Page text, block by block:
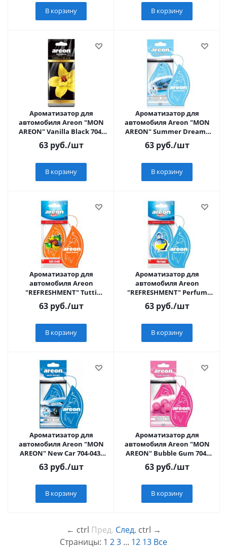
В корзину В корзину
Ароматизатор для
автомобиля Аreon "MON
АREON" Vanilla Black 704-
043-331
63руб./шт
В корзину
Ароматизатор для
автомобиля Аreon "MON
АREON" Summer Dreams
704-043-318
63руб./шт
В корзину
Ароматизатор для
автомобиля Аreon
"REFRESHMENT" Tutti
Frutti704-045-313
63руб./шт
В корзину
Ароматизатор для
автомобиля Аreon
"REFRESHMENT" Perfum
704-045-302
63руб./шт
В корзину
Ароматизатор для
автомобиля Аreon "MON
АREON" New Car 704-043-
327
63руб./шт
В корзину
Ароматизатор для
автомобиля Аreon "MON
АREON" Bubble Gum 704-
043-320
63руб./шт
В корзину
← ctrl Пред. След. ctrl →
Страницы: 1 23 ... 12 13 Все